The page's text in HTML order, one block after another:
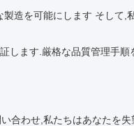
造を可能にします そし
します.厳格な品質管理手順
合わせ,私たちはあなたを失